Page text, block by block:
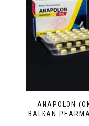
ANAPOLON
BALKAN